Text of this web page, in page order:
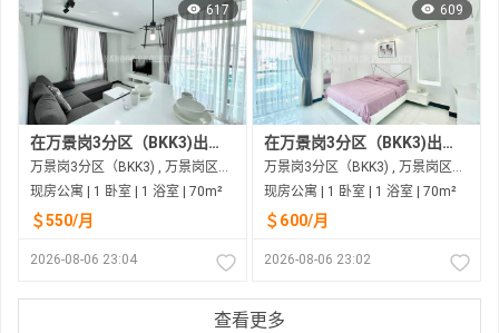
617
在万景岗3分区（BKK3)出租的现房公寓
万景岗3分区（BKK3) , 万景岗区（BKK) , 金边市
现房公寓 | 1 卧室 | 1 浴室 | 70m²
＄550/月
2026-08-06 23:04
609
在万景岗3分区（BKK3)出租的现房公寓
万景岗3分区（BKK3) , 万景岗区（BKK) , 金边市
现房公寓 | 1 卧室 | 1 浴室 | 70m²
＄600/月
2026-08-06 23:02
查看更多